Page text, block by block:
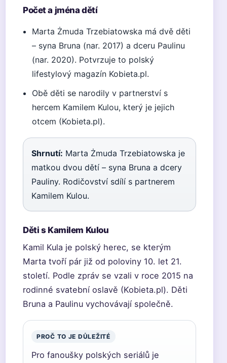
Počet a jména dětí
Marta Żmuda Trzebiatowska má dvě děti
– syna Bruna (nar. 2017) a dceru Paulinu
(nar. 2020). Potvrzuje to polský
lifestylový magazín Kobieta.pl.
Obě děti se narodily v partnerství s
hercem Kamilem Kulou, který je jejich
otcem (Kobieta.pl).
Shrnutí: Marta Żmuda Trzebiatowska je
matkou dvou dětí – syna Bruna a dcery
Pauliny. Rodičovství sdílí s partnerem
Kamilem Kulou.
Děti s Kamilem Kulou
Kamil Kula je polský herec, se kterým
Marta tvoří pár již od poloviny 10. let 21.
století. Podle zpráv se vzali v roce 2015 na
rodinné svatební oslavě (Kobieta.pl). Děti
Bruna a Paulinu vychovávají společně.
PROČ TO JE DŮLEŽITÉ
Pro fanoušky polských seriálů je